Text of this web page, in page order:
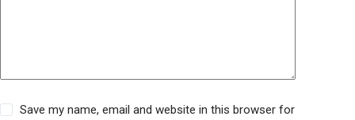
Save my name, email and website in this browser for